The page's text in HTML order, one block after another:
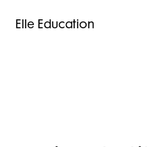
Elle Education